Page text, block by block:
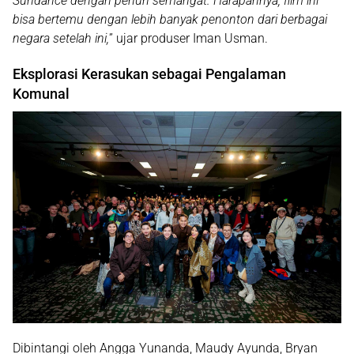
bisa bertemu dengan lebih banyak penonton dari berbagai
negara setelah ini,” ujar produser Iman Usman.
Eksplorasi Kerasukan sebagai Pengalaman
Komunal
Dibintangi oleh Angga Yunanda, Maudy Ayunda, Bryan